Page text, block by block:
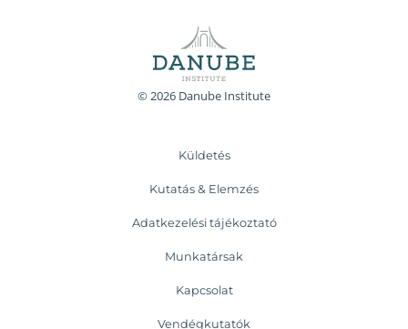
© 2026 Danube Institute
Küldetés
Kutatás & Elemzés
Adatkezelési tájékoztató
Munkatársak
Kapcsolat
Vendégkutatók